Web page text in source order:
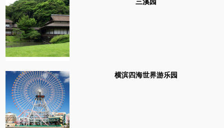
横滨四海世界游乐园